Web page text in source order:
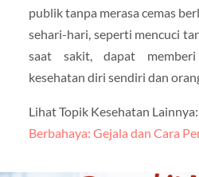
publik tanpa merasa cemas
sehari-hari, seperti mencuci
saat sakit, dapat
kesehatan diri sendiri dan
Lihat Topik Kesehatan Lainnya:
Berbahaya: Gejala dan Cara